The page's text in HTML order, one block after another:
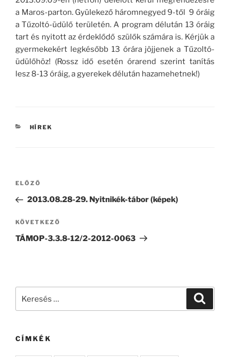
a Maros-parton. Gyülekező háromnegyed 9-től 9 óráig
a Tűzoltó-üdülő területén. A program délután 13 óráig
tart és nyitott az érdeklődő szülők számára is. Kérjük a
gyermekekért legkésőbb 13 órára jöjjenek a Tűzoltó-
üdülőhöz! (Rossz idő esetén órarend szerint tanítás
lesz 8-13 óráig, a gyerekek délután hazamehetnek!)
KATEGÓRIÁK
HÍREK
Bejegyzés
Korábbi
bejegyzés
ELŐZŐ
2013.08.28-29. Nyitnikék-tábor (képek)
Következő
bejegyzés
KÖVETKEZŐ
TÁMOP-3.3.8-12/2-2012-0063
CÍMKÉK